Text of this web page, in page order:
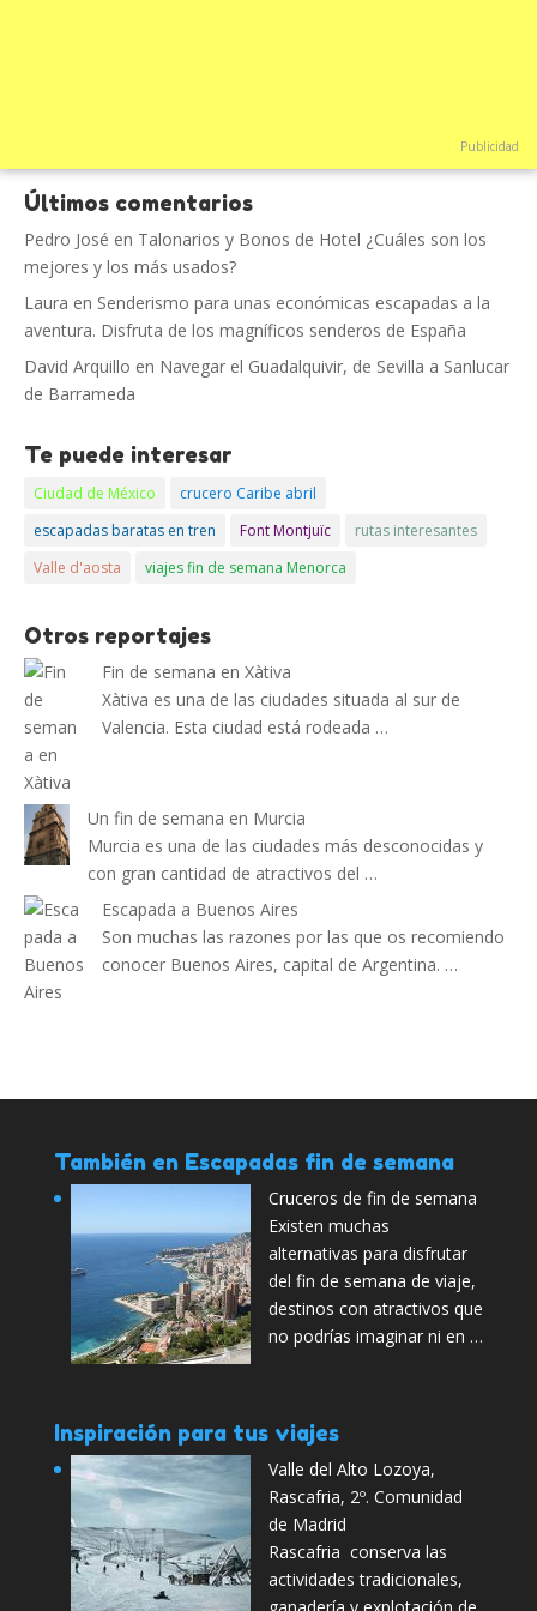
Publicidad
Últimos comentarios
Pedro José en Talonarios y Bonos de Hotel ¿Cuáles son los
mejores y los más usados?
Laura en Senderismo para unas económicas escapadas a la
aventura. Disfruta de los magníficos senderos de España
David Arquillo en Navegar el Guadalquivir, de Sevilla a Sanlucar
de Barrameda
Te puede interesar
Ciudad de México
crucero Caribe abril
escapadas baratas en tren
Font Montjuïc
rutas interesantes
Valle d'aosta
viajes fin de semana Menorca
Otros reportajes
Fin de semana en Xàtiva
Xàtiva es una de las ciudades situada al sur de
Valencia. Esta ciudad está rodeada …
Un fin de semana en Murcia
Murcia es una de las ciudades más desconocidas y
con gran cantidad de atractivos del …
Escapada a Buenos Aires
Son muchas las razones por las que os recomiendo
conocer Buenos Aires, capital de Argentina. …
También en Escapadas fin de semana
Cruceros de fin de semana
Existen muchas
alternativas para disfrutar
del fin de semana de viaje,
destinos con atractivos que
no podrías imaginar ni en …
Inspiración para tus viajes
Valle del Alto Lozoya,
Rascafria, 2º. Comunidad
de Madrid
Rascafria conserva las
actividades tradicionales,